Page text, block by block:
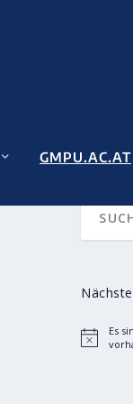
GMPU.AC.AT
Hinweis
Es